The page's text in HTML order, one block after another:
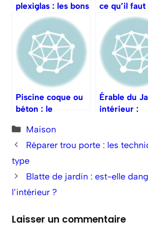
plexiglas : les bons
outils et gestes
ce qu’il faut
prévoir en
Piscine coque ou
béton : le
Érable du
intérieur :
Catégories
Maison
Réparer trou porte : les
type
Blatte de jardin : est-elle
l’intérieur ?
Laisser un commentaire